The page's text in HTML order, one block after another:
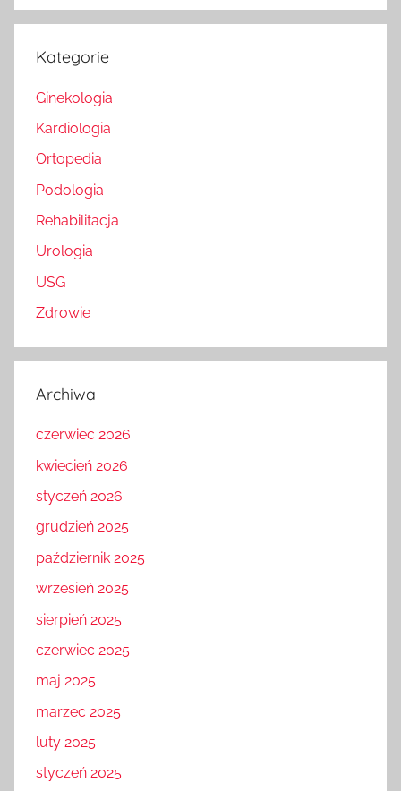
Kategorie
Ginekologia
Kardiologia
Ortopedia
Podologia
Rehabilitacja
Urologia
USG
Zdrowie
Archiwa
czerwiec 2026
kwiecień 2026
styczeń 2026
grudzień 2025
październik 2025
wrzesień 2025
sierpień 2025
czerwiec 2025
maj 2025
marzec 2025
luty 2025
styczeń 2025